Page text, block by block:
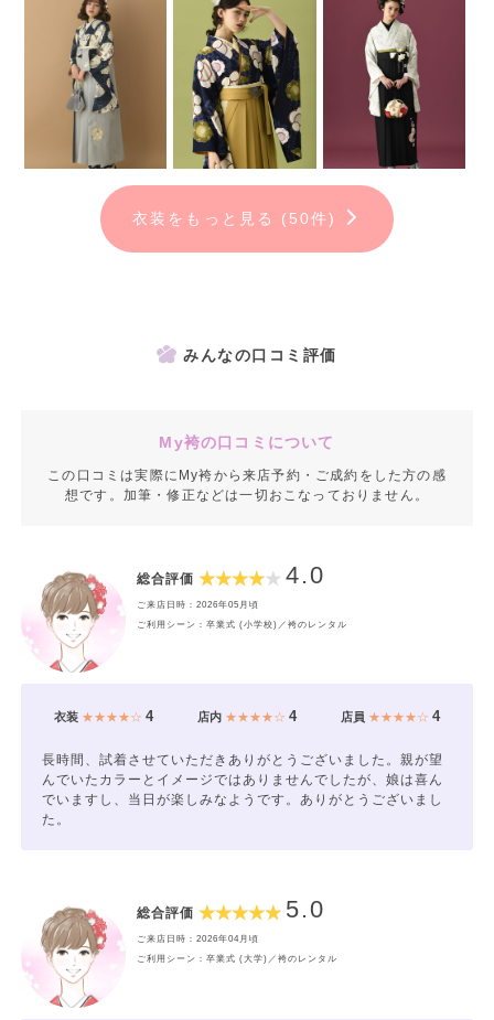
（京阪本線「枚方市駅」徒歩約5分）
【KIMONO TSUTAYA 高槻店】
大阪府高槻市高槻町13-24 ViVidビル3F
（JR東海道・山陽本線「高槻駅」徒歩5分、阪急京都本線「高槻市
駅」徒歩5分）
【KIMONO TSUTAYA 寝屋川店】
大阪府寝屋川市東大利町7-18 ウエダビル2F
（京阪本線「寝屋川市駅」徒歩約5分）
（JR学研都市線「四條畷駅」徒歩約4分）
衣装をもっと見る (50件)
みんなの口コミ評価
My袴の口コミについて
この口コミは実際にMy袴から来店予約・ご成約をした方の感
想です。加筆・修正などは一切おこなっておりません。
総合評価 4.0
ご来店日時：2026年05月頃
ご利用シーン：卒業式 (小学校)／袴のレンタル
衣装★★★★☆ 4 店内★★★★☆ 4 店員 ★★★★☆4
長時間、試着させていただきありがとうございました。親が望
んでいたカラーとイメージではありませんでしたが、娘は喜ん
でいますし、当日が楽しみなようです。ありがとうございまし
た。
総合評価 5.0
ご来店日時：2026年04月頃
ご利用シーン：卒業式 (大学)／袴のレンタル